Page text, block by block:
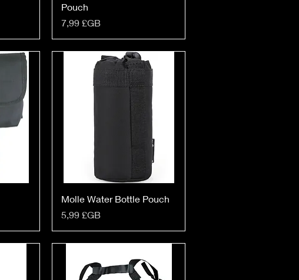
Pouch
Prix
7,99 £GB
Molle Water Bottle Pouch
Prix
5,99 £GB